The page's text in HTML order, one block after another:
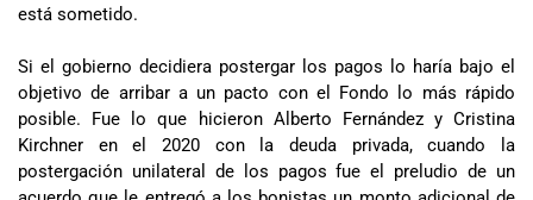
está sometido.
Si el gobierno decidiera postergar los pagos lo haría bajo el
objetivo de arribar a un pacto con el Fondo lo más rápido
posible. Fue lo que hicieron Alberto Fernández y Cristina
Kirchner en el 2020 con la deuda privada, cuando la
postergación unilateral de los pagos fue el preludio de un